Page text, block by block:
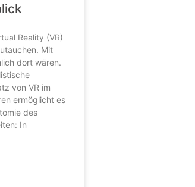
Reality (VR)
Mit
dort wären.
von VR im
ermöglicht es
des
In